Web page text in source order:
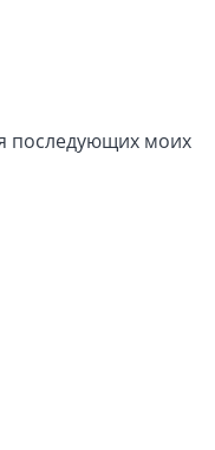
последующих моих